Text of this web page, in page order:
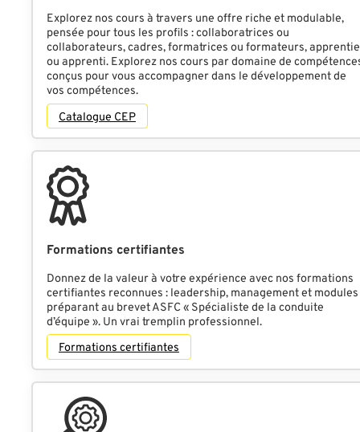
Explorez nos cours à travers une offre riche et modulable,
pensée pour tous les profils : collaboratrices ou
collaborateurs, cadres, formatrices ou formateurs,
ou apprenti. Explorez nos cours par domaine de
conçus pour vous accompagner dans le développement de
vos compétences.
Catalogue CEP
Formations certifiantes
Donnez de la valeur à votre expérience avec nos formations
certifiantes reconnues : leadership, management et modules
préparant au brevet ASFC « Spécialiste de la conduite
d’équipe ». Un vrai tremplin professionnel.
Formations certifiantes